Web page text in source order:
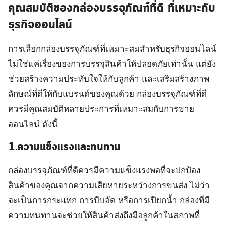
คุณสมบัติของกล่องบรรจุภัณฑ์ที่ดี ที่เหมาะกับ
ธุรกิจออนไลน์
การเลือกกล่องบรรจุภัณฑ์ที่เหมาะสมสำหรับธุรกิจออนไลน์
ไม่ใช่แค่เรื่องของการบรรจุสินค้าให้ปลอดภัยเท่านั้น แต่ยัง
ช่วยสร้างความประทับใจให้กับลูกค้า และเสริมสร้างภาพ
ลักษณ์ที่ดีให้กับแบรนด์ของคุณด้วย กล่องบรรจุภัณฑ์ที่ดี
ควรมีคุณสมบัติหลายประการที่เหมาะสมกับการขาย
ออนไลน์ ดังนี้
1.ความแข็งแรงและทนทาน
กล่องบรรจุภัณฑ์ที่ดีควรมีความแข็งแรงพอที่จะปกป้อง
สินค้าของคุณจากความเสียหายระหว่างการขนส่ง ไม่ว่า
จะเป็นการกระแทก การบีบอัด หรือการเปียกน้ำ กล่องที่มี
ความทนทานจะช่วยให้สินค้าส่งถึงมือลูกค้าในสภาพที่